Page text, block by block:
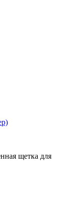
щетка для